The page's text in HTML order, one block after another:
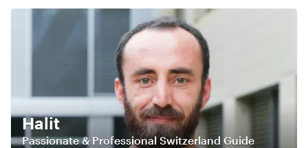
Halit
Passionate & Professional Switzerland Guide